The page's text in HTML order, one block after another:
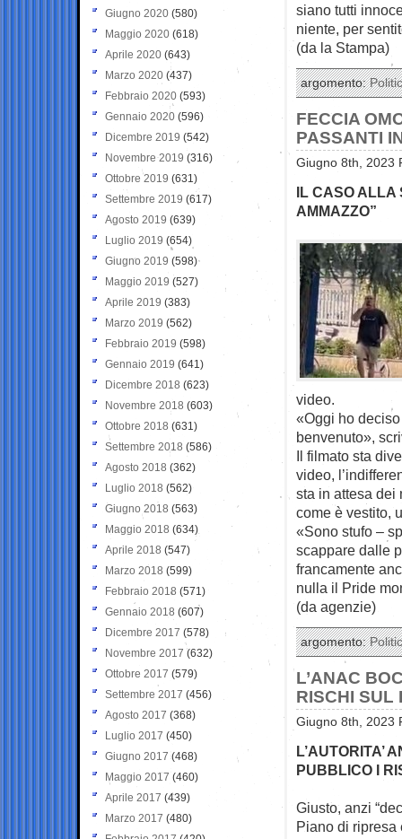
siano tutti
niente, per
(da la Stampa)
argomento:
FECCIA
PASSANTI
Giugno 8th, 2023
IL CASO ALLA
AMMAZZO”
video.
«Oggi ho
benvenuto»,
Il filmato sta
video,
sta in attesa dei
come è vestito,
«Sono stufo –
scappare dalle
francamente
nulla il Pride
(da agenzie)
argomento:
L’ANAC
RISCHI SUL
Giugno 8th, 2023
L’AUTORITA’
PUBBLICO I
Giusto, anzi
Piano di ripresa
Giugno 2020 (580)
Maggio 2020 (618)
Aprile 2020 (643)
Marzo 2020 (437)
Febbraio 2020 (593)
Gennaio 2020 (596)
Dicembre 2019 (542)
Novembre 2019 (316)
Ottobre 2019 (631)
Settembre 2019 (617)
Agosto 2019 (639)
Luglio 2019 (654)
Giugno 2019 (598)
Maggio 2019 (527)
Aprile 2019 (383)
Marzo 2019 (562)
Febbraio 2019 (598)
Gennaio 2019 (641)
Dicembre 2018 (623)
Novembre 2018 (603)
Ottobre 2018 (631)
Settembre 2018 (586)
Agosto 2018 (362)
Luglio 2018 (562)
Giugno 2018 (563)
Maggio 2018 (634)
Aprile 2018 (547)
Marzo 2018 (599)
Febbraio 2018 (571)
Gennaio 2018 (607)
Dicembre 2017 (578)
Novembre 2017 (632)
Ottobre 2017 (579)
Settembre 2017 (456)
Agosto 2017 (368)
Luglio 2017 (450)
Giugno 2017 (468)
Maggio 2017 (460)
Aprile 2017 (439)
Marzo 2017 (480)